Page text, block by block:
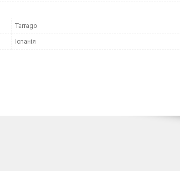
Tarrago
Іспанія